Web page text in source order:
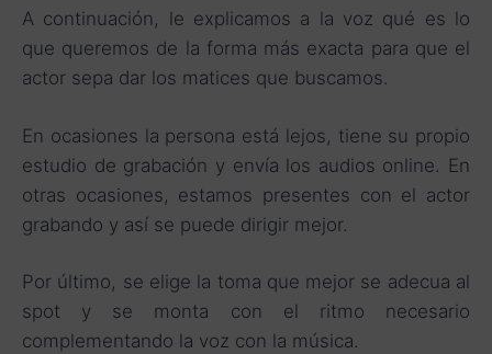
A continuación, le explicamos a la voz qué es lo
que queremos de la forma más exacta para que el
actor sepa dar los matices que buscamos.
En ocasiones la persona está lejos, tiene su propio
estudio de grabación y envía los audios online. En
otras ocasiones, estamos presentes con el actor
grabando y así se puede dirigir mejor.
Por último, se elige la toma que mejor se adecua al
spot y se monta con el ritmo necesario
complementando la voz con la música.